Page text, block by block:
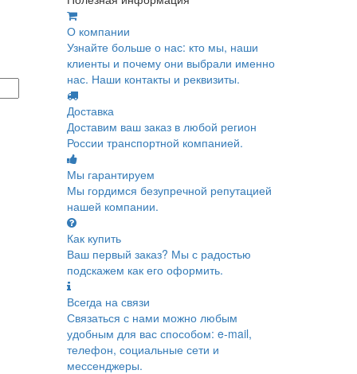
О компании
Узнайте больше о нас: кто мы, наши
клиенты и почему они выбрали именно
нас. Наши контакты и реквизиты.
Доставка
Доставим ваш заказ в любой регион
России транспортной компанией.
Мы гарантируем
Мы гордимся безупречной репутацией
нашей компании.
Как купить
Ваш первый заказ? Мы с радостью
подскажем как его оформить.
Всегда на связи
Связаться с нами можно любым
удобным для вас способом: e-mail,
телефон, социальные сети и
мессенджеры.